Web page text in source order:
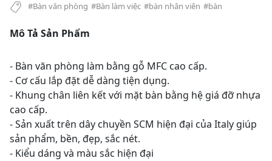
#Bàn văn phòng #Bàn làm việc #bàn nhân viên #bàn
Mô Tả Sản Phẩm
- Bàn văn phòng làm bằng gỗ MFC cao cấp.
- Cơ cấu lắp đặt dễ dàng tiện dụng.
- Khung chân liên kết với mặt bàn bằng hệ giá đỡ nhựa
cao cấp.
- Sản xuất trên dây chuyền SCM hiện đại của Italy giúp
sản phẩm, bền, đẹp, sắc nét.
- Kiểu dáng và màu sắc hiện đại